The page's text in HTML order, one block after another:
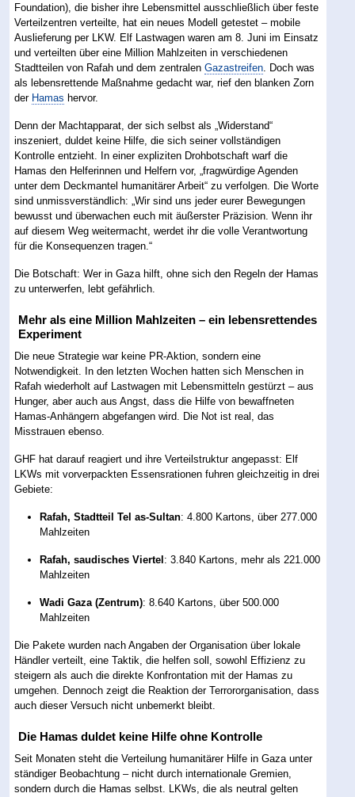
Foundation), die bisher ihre Lebensmittel ausschließlich über feste
Verteilzentren verteilte, hat ein neues Modell getestet – mobile
Auslieferung per LKW. Elf Lastwagen waren am 8. Juni im Einsatz
und verteilten über eine Million Mahlzeiten in verschiedenen
Stadtteilen von Rafah und dem zentralenGazastreifen. Doch was
als lebensrettende Maßnahme gedacht war, rief den blanken Zorn
der Hamas hervor.
Denn der Machtapparat, der sich selbst als „Widerstand“
inszeniert, duldet keine Hilfe, die sich seiner vollständigen
Kontrolle entzieht. In einer expliziten Drohbotschaft warf die
Hamas den Helferinnen und Helfern vor, „fragwürdige Agenden
unter dem Deckmantel humanitärer Arbeit“ zu verfolgen. Die Worte
sind unmissverständlich: „Wir sind uns jeder eurer Bewegungen
bewusst und überwachen euch mit äußerster Präzision. Wenn ihr
auf diesem Weg weitermacht, werdet ihr die volle Verantwortung
für die Konsequenzen tragen.“
Die Botschaft: Wer in Gaza hilft, ohne sich den Regeln der Hamas
zu unterwerfen, lebt gefährlich.
Mehr als eine Million Mahlzeiten – ein lebensrettendes
Experiment
Die neue Strategie war keine PR-Aktion, sondern eine
Notwendigkeit. In den letzten Wochen hatten sich Menschen in
Rafah wiederholt auf Lastwagen mit Lebensmitteln gestürzt – aus
Hunger, aber auch aus Angst, dass die Hilfe von bewaffneten
Hamas-Anhängern abgefangen wird. Die Not ist real, das
Misstrauen ebenso.
GHF hat darauf reagiert und ihre Verteilstruktur angepasst: Elf
LKWs mit vorverpackten Essensrationen fuhren gleichzeitig in drei
Gebiete:
Rafah, Stadtteil Tel as-Sultan: 4.800 Kartons, über 277.000
Mahlzeiten
Rafah, saudisches Viertel : 3.840 Kartons, mehr als 221.000
Mahlzeiten
Wadi Gaza (Zentrum): 8.640 Kartons, über 500.000
Mahlzeiten
Die Pakete wurden nach Angaben der Organisation über lokale
Händler verteilt, eine Taktik, die helfen soll, sowohl Effizienz zu
steigern als auch die direkte Konfrontation mit der Hamas zu
umgehen. Dennoch zeigt die Reaktion der Terrororganisation, dass
auch dieser Versuch nicht unbemerkt bleibt.
Die Hamas duldet keine Hilfe ohne Kontrolle
Seit Monaten steht die Verteilung humanitärer Hilfe in Gaza unter
ständiger Beobachtung – nicht durch internationale Gremien,
sondern durch die Hamas selbst. LKWs, die als neutral gelten